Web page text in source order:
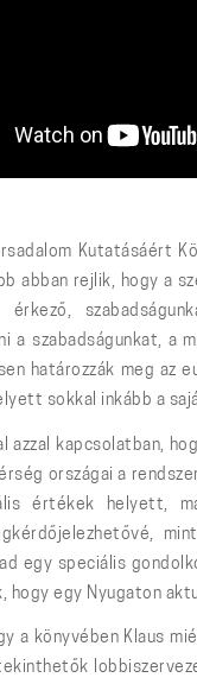
Kutatásáért
abban rejlik, hogy a
a szabadságunkat, a
határozzák meg
sokkal inkább a
kapcsolatban,
országai a
értékek helyett,
egy speciális
hogy egy Nyugaton
a könyvében Klaus